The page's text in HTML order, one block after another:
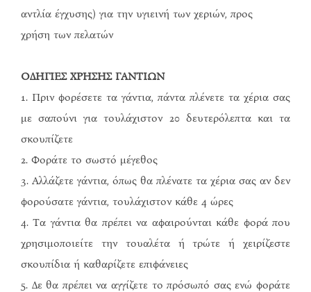
αντλία έγχυσης) για την υγιεινή των χεριών, προς
χρήση των πελατών
ΟΔΗΓΙΕΣ ΧΡΗΣΗΣ ΓΑΝΤΙΩΝ
1. Πριν φορέσετε τα γάντια, πάντα πλένετε τα χέρια σας
με σαπούνι για τουλάχιστον 20 δευτερόλεπτα και τα
σκουπίζετε
2. Φοράτε το σωστό μέγεθος
3. Αλλάζετε γάντια, όπως θα πλένατε τα χέρια σας αν δεν
φορούσατε γάντια, τουλάχιστον κάθε 4 ώρες
4. Τα γάντια θα πρέπει να αφαιρούνται κάθε φορά που
χρησιμοποιείτε την τουαλέτα ή τρώτε ή χειρίζεστε
σκουπίδια ή καθαρίζετε επιφάνειες
5. Δε θα πρέπει να αγγίζετε το πρόσωπό σας ενώ φοράτε